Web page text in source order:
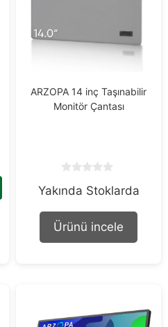
ARZOPA 14 inç Taşınabilir
Monitör Çantası
o
t
f
Yakında Stoklarda
Ürünü incele